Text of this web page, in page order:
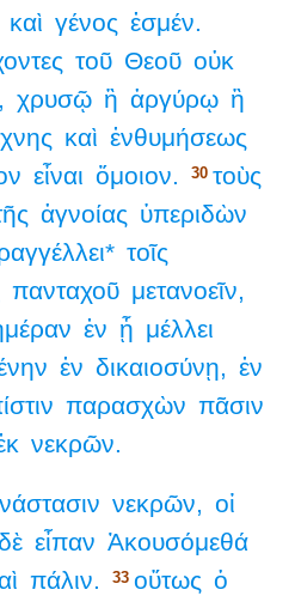
καὶ γένος ἐσμέν.
τοῦ Θεοῦ οὐκ
χρυσῷ ἢ ἀργύρῳ ἢ
καὶ ἐνθυμήσεως
εἶναι ὅμοιον. 30 τοὺς
ἀγνοίας ὑπεριδὼν
τοῖς
πανταχοῦ μετανοεῖν,
ἐν ᾗ μέλλει
ἐν δικαιοσύνῃ, ἐν
παρασχὼν πᾶσιν
νεκρῶν.
νεκρῶν, οἱ
εἶπαν Ἀκουσόμεθά
πάλιν. 33 οὕτως ὁ